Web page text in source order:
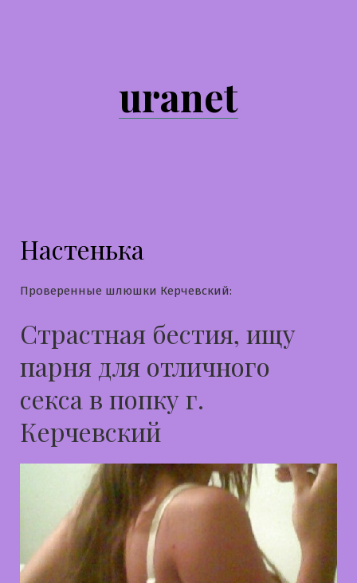
uranet
Настенька
Проверенные шлюшки Керчевский:
Страстная бестия, ищу
парня для отличного
секса в попку г.
Керчевский